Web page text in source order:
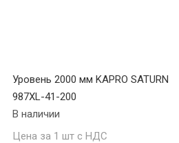
Уровень 2000 мм KAPRO SATURN
987XL-41-200
В наличии
Цена за 1 шт с НДС